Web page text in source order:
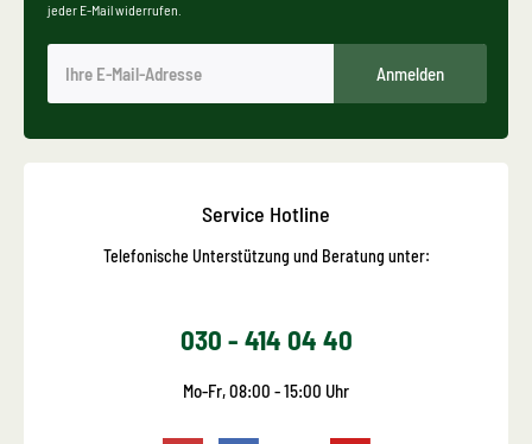
jeder E-Mail widerrufen.
Anmelden
Service Hotline
Telefonische Unterstützung und Beratung unter:
030 - 414 04 40
Mo-Fr, 08:00 - 15:00 Uhr